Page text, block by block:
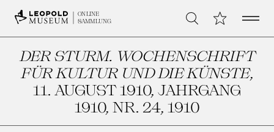
ONLINE
SAMMLUNG
Suche Meine Open
DER STURM. WOCHENSCHRIFT
FÜR KULTUR UND DIE KÜNSTE,
11. AUGUST 1910, JAHRGANG
1910, NR. 24, 1910